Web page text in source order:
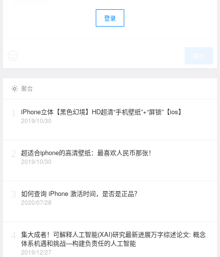
登录
聚合
iPhone立体【黑色幻境】HD超清“手机壁纸”+“屏锁”【ios】
2019/10/30
超适合iphone的高清壁纸：最喜欢人民币那张！
2019/10/30
如何查询 iPhone 激活时间，是否是正品？
2020/07/28
集大成者！可解释人工智能(XAI)研究最新进展万字综述论文: 概念
体系机遇和挑战—构建负责任的人工智能
2019/12/27